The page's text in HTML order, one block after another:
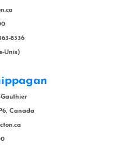
8336
Unis)
Gauthier
Canada